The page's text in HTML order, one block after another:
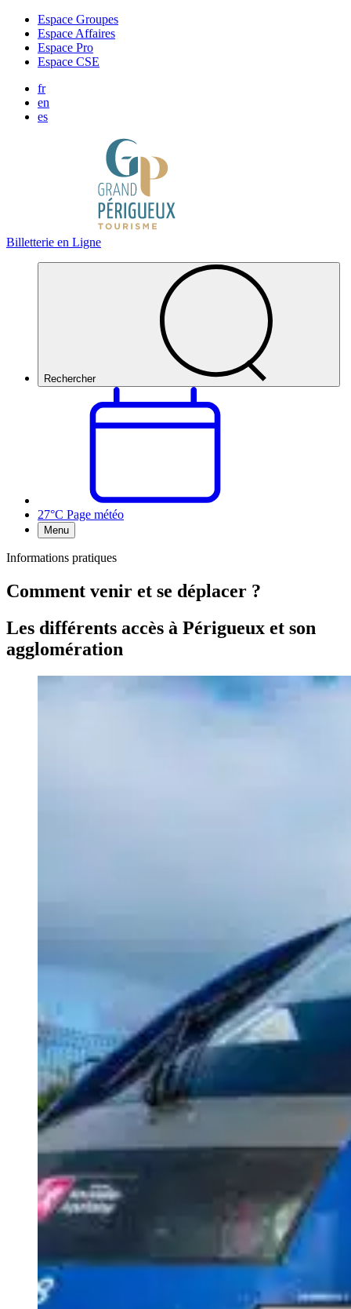
Espace Groupes
Espace Affaires
Espace Pro
Espace CSE
fr
en
es
Billetterie en Ligne
Rechercher
27°C Page météo
Menu
Informations pratiques
Comment venir et se déplacer ?
Les différents accès à Périgueux et son
agglomération